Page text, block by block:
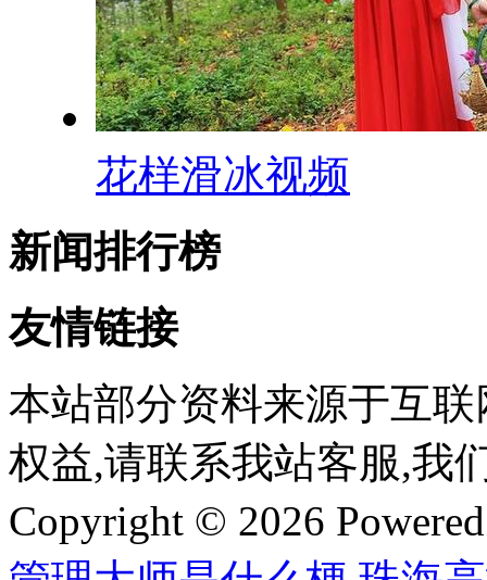
花样滑冰视频
新闻排行榜
友情链接
本站部分资料来源于互
权益,请联系我站客服,我
Copyright © 2026